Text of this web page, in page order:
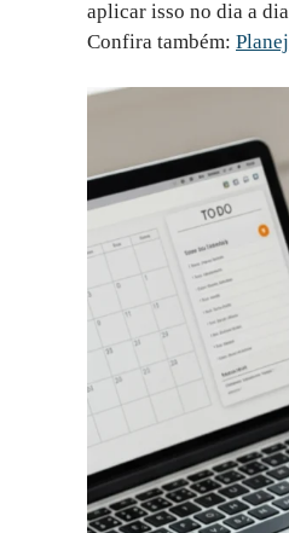
aplicar isso no dia a
Confira também: